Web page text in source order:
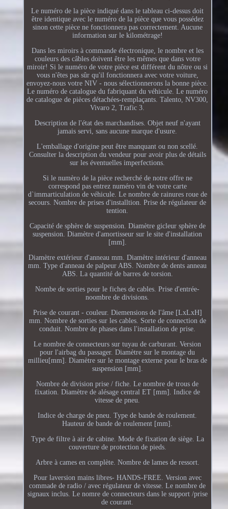
Le numéro de la pièce indiqué dans le tableau ci-dessus doit
être identique avec le numéro de la pièce que vous possédez
sinon cette pièce ne fonctionnera pas correctement. Aucune
information sur le kilométrage!
Dans les miroirs à commande électronique, le nombre et les
couleurs des câbles doivent être les mêmes que dans votre
miroir! Si le numéro de votre pièce est différent du nôtre ou si
vous n'êtes pas sûr qu'il fonctionnera avec votre voiture,
envoyez-nous votre NIV - nous sélectionnerons la bonne pièce.
Le numéro de catalogue du fabriquant du véhicule. Le numéro
de catalogue de pièces détachées-remplaçants. Talento, NV300,
Vivaro 2, Trafic 3.
Description de l'état des marchandises. Objet neuf n'ayant
jamais servi, sans aucune marque d'usure.
L'emballage d'origine peut être manquant ou non scellé.
Consulter la description du vendeur pour avoir plus de détails
sur les éventuelles imperfections.
Si le numèro de la pièce recherché de notre offre ne
correspond pas entrez numéro vin de votre carte
d`immarticulation de véhicule. Le nombre de rainures roue de
secours. Nombre de prises d'installtion. Prise de régulateur de
tention.
Capacité de sphère de suspension. Diamètre gicleur sphère de
suspension. Diamètre d'amortisseur sur le site d'installation
[mm].
Diamètre extérieur d'anneau mm. Diamètre intérieur d'anneau
mm. Type d'anneau de palpeur ABS. Nombre de dents anneau
ABS. La quantité de barres de torsion.
Nombe de sorties pour le fiches de cables. Prise d'entrée-
noombre de divisions.
Prise de courant - couleur. Diemensions de l'âme [LxLxH]
mm. Nombre de sorties sur les cables. Sorte de connection de
conduit. Nombre de phases dans l'installation de prise.
Le nombre de connecteurs sur tuyau de carburant. Version
pour l'airbag du passager. Diamètre sur le montage du
millieu[mm]. Diamètre sur le montage externe pour le bras de
suspension [mm].
Nombre de division prise / fiche. Le nombre de trous de
fixation. Diamètre de alésage central ET [mm]. Indice de
vitesse de pneu.
Indice de charge de pneu. Type de bande de roulement.
Hauteur de bande de roulement [mm].
Type de filtre à air de cabine. Mode de fixation de siège. La
couverture de protection de pieds.
Arbre à cames en complète. Nombre de lames de ressort.
Pour laversion mains libres- HANDS-FREE. Version avec
commade de radio / avec régulateur de vitesse. Le nombre de
signaux inclus. Le nomre de connecteurs dans le support /prise
de courant.